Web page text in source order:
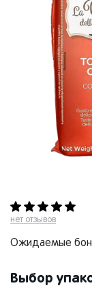
нет отзывов
Ожидаемые
Выбор